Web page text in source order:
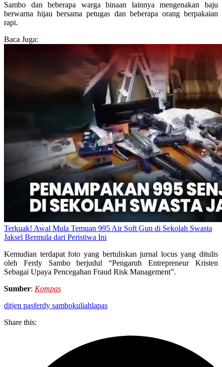
Sambo dan beberapa warga binaan lainnya mengenakan baju
berwarna hijau bersama petugas dan beberapa orang berpakaian
rapi.
Baca Juga:
Terkuak! Awal Mula Temuan 995 Air Soft Gun di Sekolah Swasta
Jaksel Bermula dari Peristiwa Ini
Kemudian terdapat foto yang bertuliskan jurnal locus yang ditulis
oleh Ferdy Sambo berjudul “Pengaruh Entrepreneur Kristen
Sebagai Upaya Pencegahan Fraud Risk Management”.
Sumber: Kompas
ditjen pasferdy sambokuliahlapas
Share this: